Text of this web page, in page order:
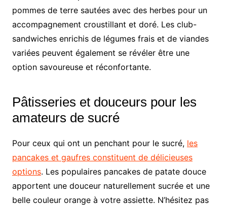
pommes de terre sautées avec des herbes pour un
accompagnement croustillant et doré. Les club-
sandwiches enrichis de légumes frais et de viandes
variées peuvent également se révéler être une
option savoureuse et réconfortante.
Pâtisseries et douceurs pour les
amateurs de sucré
Pour ceux qui ont un penchant pour le sucré, les
pancakes et gaufres constituent de délicieuses
options. Les populaires pancakes de patate douce
apportent une douceur naturellement sucrée et une
belle couleur orange à votre assiette. N’hésitez pas